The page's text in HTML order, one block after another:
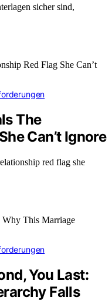
sicher sind,
The
Can’t Ignore
red flag she
You Last:
Falls